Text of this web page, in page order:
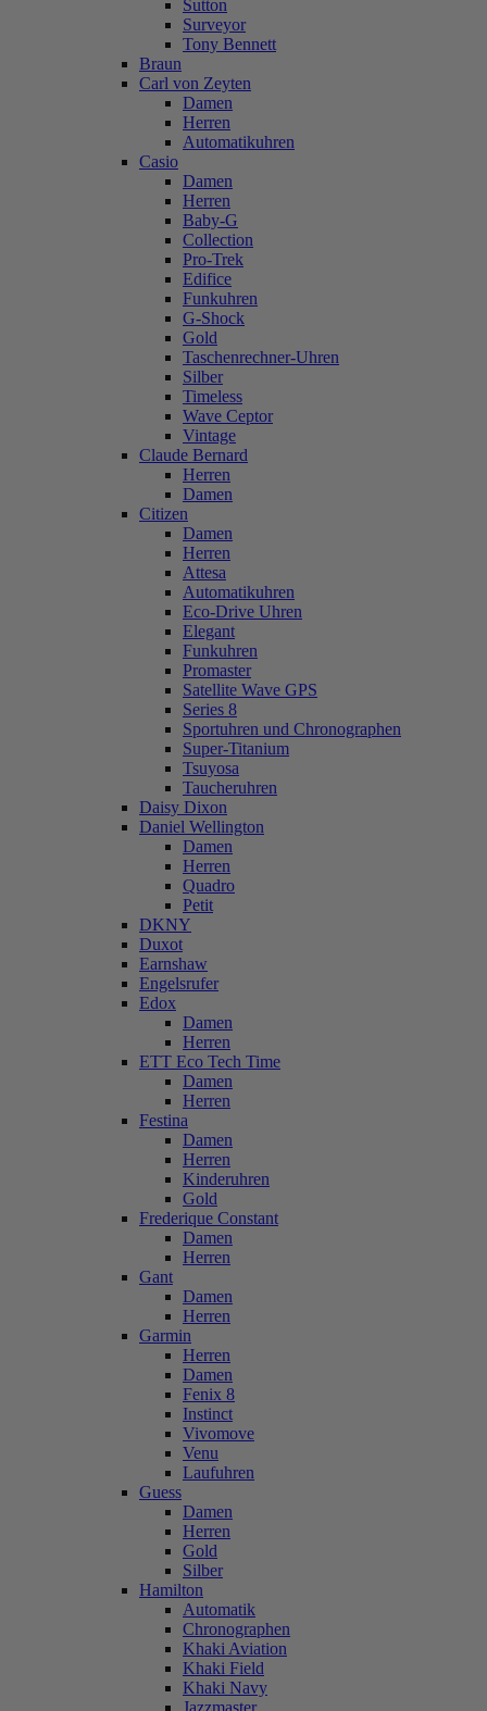
Sutton
Surveyor
Tony Bennett
Braun
Carl von Zeyten
Damen
Herren
Automatikuhren
Casio
Damen
Herren
Baby-G
Collection
Pro-Trek
Edifice
Funkuhren
G-Shock
Gold
Taschenrechner-Uhren
Silber
Timeless
Wave Ceptor
Vintage
Claude Bernard
Herren
Damen
Citizen
Damen
Herren
Attesa
Automatikuhren
Eco-Drive Uhren
Elegant
Funkuhren
Promaster
Satellite Wave GPS
Series 8
Sportuhren und Chronographen
Super-Titanium
Tsuyosa
Taucheruhren
Daisy Dixon
Daniel Wellington
Damen
Herren
Quadro
Petit
DKNY
Duxot
Earnshaw
Engelsrufer
Edox
Damen
Herren
ETT Eco Tech Time
Damen
Herren
Festina
Damen
Herren
Kinderuhren
Gold
Frederique Constant
Damen
Herren
Gant
Damen
Herren
Garmin
Herren
Damen
Fenix 8
Instinct
Vivomove
Venu
Laufuhren
Guess
Damen
Herren
Gold
Silber
Hamilton
Automatik
Chronographen
Khaki Aviation
Khaki Field
Khaki Navy
Jazzmaster